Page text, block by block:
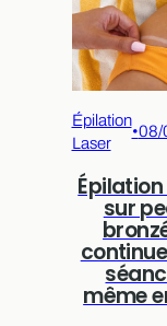
Épilation
Laser
•08/
sur
même